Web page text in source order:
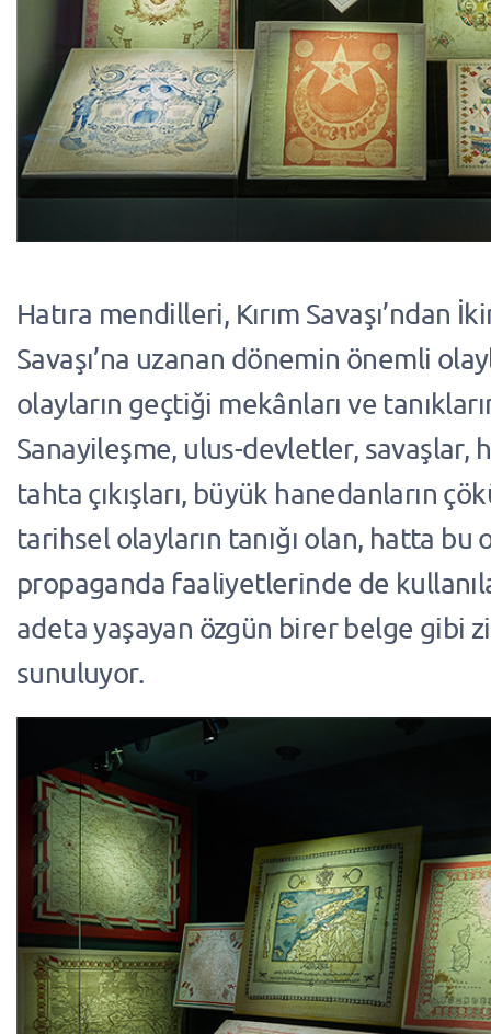
Hatıra mendilleri, Kırım Savaşı’ndan
Savaşı’na uzanan dönemin önemli
olayların geçtiği mekânları ve
Sanayileşme, ulus-devletler, savaşlar,
tahta çıkışları, büyük hanedanların
tarihsel olayların tanığı olan, hatta bu
propaganda faaliyetlerinde de
adeta yaşayan özgün birer belge gibi
sunuluyor.